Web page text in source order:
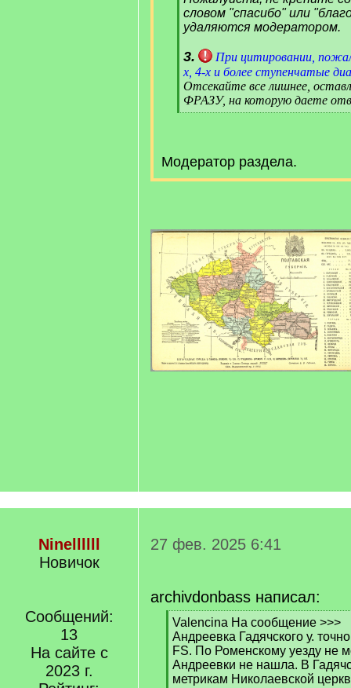
словом "спасибо" или
удаляются модератором.
3.
При цитировании,
х, 4-х и более ступенчатые
Отсекайте все лишнее,
ФРАЗУ, на которую даете
[
]
Модератор раздела.
Ninellllll
Новичок
Сообщений:
13
На сайте с
2023 г.
27 фев. 2025 6:41
archivdonbass написал:
[
q
]
Valencina На сообщение >>>
Андреевка Гадячского у.
FS. По Роменскому уезду не
Андреевки не нашла. В
метрикам Николаевской